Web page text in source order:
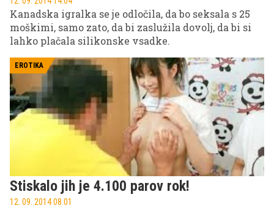
Kanadska igralka se je odločila, da bo seksala s 25
moškimi, samo zato, da bi zaslužila dovolj, da bi si
lahko plačala silikonske vsadke.
EROTIKA
Stiskalo jih je 4.100 parov rok!
12. 09. 2014 08.01